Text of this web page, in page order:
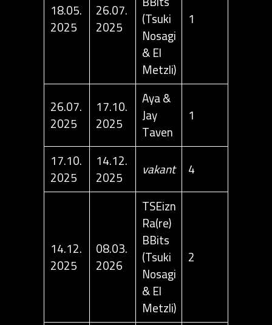
18.05.
2025
26.07.
2025 (Tsuki
Nosagi
& El
Metzli)
1
26.07.
2025
17.10.
2025
Aya &
Jay
Taven
1
17.10.
2025
14.12.
2025 vakant 4
14.12.
2025
08.03.
2026
TSEizn
Ra(re)
BBits
(Tsuki
Nosagi
& El
Metzli)
2